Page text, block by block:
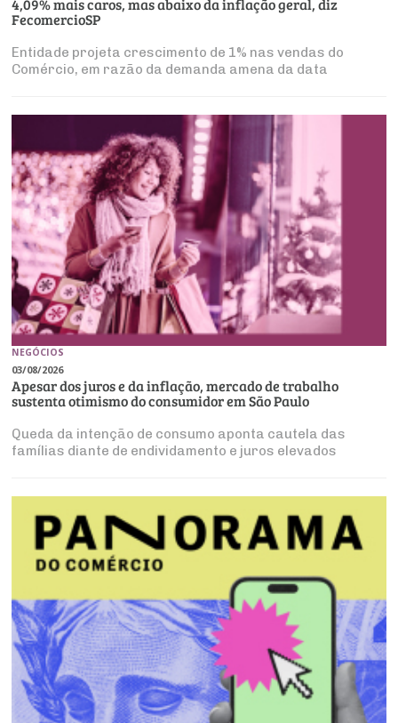
Turismo
PROJETOS ESPECIAIS:
Afixação de preços e fiscalização
Logística Reversa
COP30
Serviços
SENAC
Prêmio de Sustentabilidade
Conselho de Assuntos Tributários
Conselho Estadual de Defesa do Contribuinte
Conselho Superior de Direito
Conselho do Comércio Atacadista
Conselho de Serviços
Conselho de Relações Internacionais
Conselho de Sustentabilidade
Conselho de Comércio Eletrônico
FecomercioSP
Entidade projeta crescimento de 1% nas vendas do
Comércio, em razão da demanda amena da data
NEGÓCIOS
03/08/2026
Apesar dos juros e da inflação, mercado de trabalho
sustenta otimismo do consumidor em São Paulo
Queda da intenção de consumo aponta cautela das
famílias diante de endividamento e juros elevados